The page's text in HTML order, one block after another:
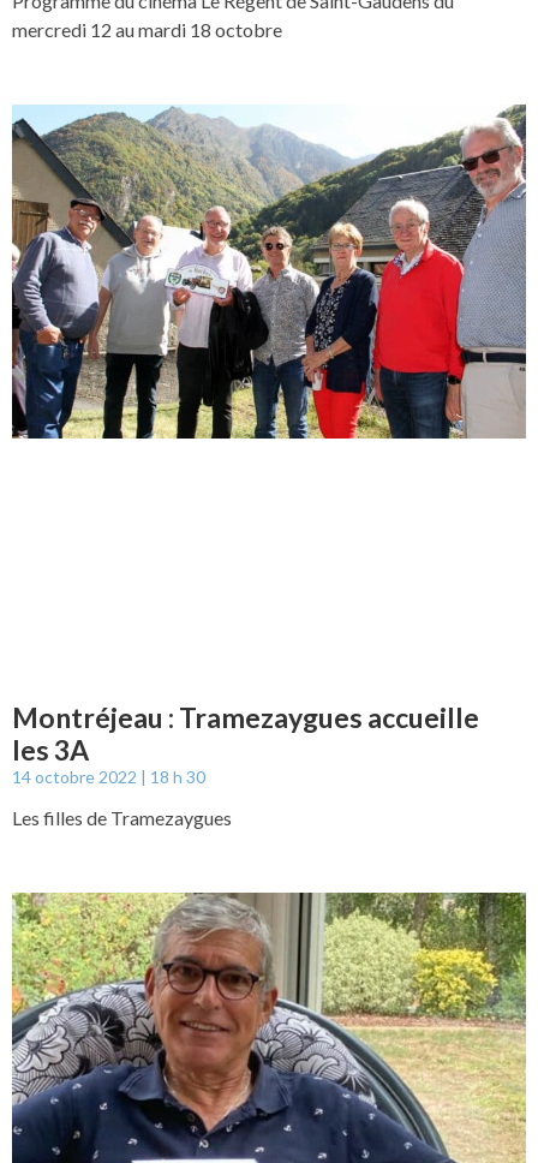
mercredi 12 au mardi 18 octobre
Montréjeau : Tramezaygues accueille
les 3A
14 octobre 2022 18 h 30
Les filles de Tramezaygues